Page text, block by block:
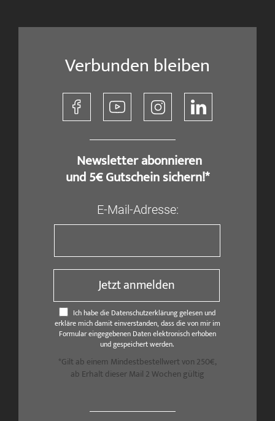
Verbunden bleiben
​ Newsletter abonnieren
und 5€ Gutschein sichern!*
E-Mail-Adresse:
Jetzt anmelden
Ich habe die Datenschutzerklärung gelesen und
erkläre mich damit einverstanden, dass die von mir im
Formular eingegebenen Daten elektronisch erhoben
und gespeichert werden.
*Gilt ab einem Mindestbestellwert von 250€,
ab Erhalt dieser Mail 2 Wochen gültig